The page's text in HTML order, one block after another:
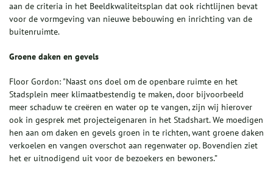
aan de criteria in het Beeldkwaliteitsplan dat ook richtlijnen bevat
voor de vormgeving van nieuwe bebouwing en inrichting van de
buitenruimte.
Groene daken en gevels
Floor Gordon: "Naast ons doel om de openbare ruimte en het
Stadsplein meer klimaatbestendig te maken, door bijvoorbeeld
meer schaduw te creëren en water op te vangen, zijn wij hierover
ook in gesprek met projecteigenaren in het Stadshart. We moedigen
hen aan om daken en gevels groen in te richten, want groene daken
verkoelen en vangen overschot aan regenwater op. Bovendien ziet
het er uitnodigend uit voor de bezoekers en bewoners.”